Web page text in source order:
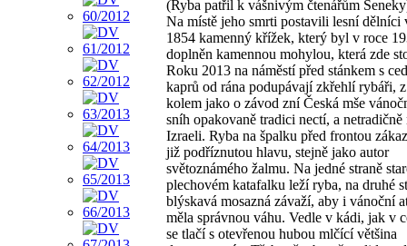
(Ryba patřil k vášnivým čtenářům
Na místě jeho smrti postavili lesní dělníci
1854 kamenný křížek, který byl v roce
doplněn kamennou mohylou, která zde
Roku 2013 na náměstí před stánkem s
kaprů od rána podupávají zkřehlí rybáři,
kolem jako o závod zní Česká mše
sníh opakovaně tradici nectí, a netradičně
Izraeli. Ryba na špalku před frontou
již podříznutou hlavu, stejně jako autor
světoznámého žalmu. Na jedné straně
plechovém katafalku leží ryba, na druhé
blýskavá mosazná závaží, aby i vánoční
měla správnou váhu. Vedle v kádi, jak v
se tlačí s otevřenou hubou mlčící většina